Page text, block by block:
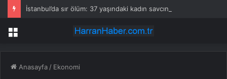
Menü
Anasayfa / Ekonomi